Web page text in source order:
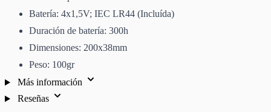
Batería: 4x1,5V; IEC LR44 (Incluída)
Duración de batería: 300h
Dimensiones: 200x38mm
Peso: 100gr
Más información
Reseñas